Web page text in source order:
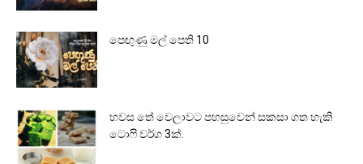
පෙඟුණු මල් පෙති 10
හවස තේ වෙලාවට පහසුවෙන් සකසා ගත හැකි
ටොෆි වර්ග 3ක්.